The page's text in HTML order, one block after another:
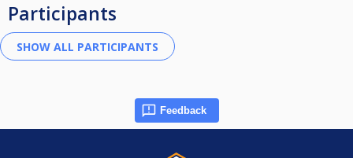
Participants
Feedback